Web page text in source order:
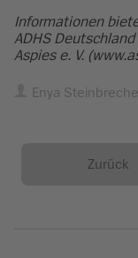
Informationen
ADHS
Aspies e. V.
Enya
Zurück